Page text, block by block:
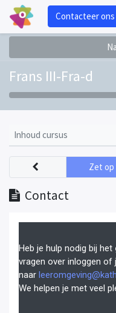
Contacteer ons
Frans III-Fra-d
Inhoud cursus
Contact
Zet
Heb je hulp nodig bij het
vragen over inloggen of
naar
We helpen je met veel